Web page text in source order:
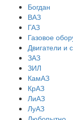
Богдан
ВАЗ
ГАЗ
Газовое
Двигатели и
ЗАЗ
ЗИЛ
КамАЗ
КрАЗ
ЛиАЗ
ЛуАЗ